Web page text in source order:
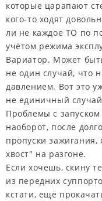
которые царапают
кого-то ходят
ли не каждое ТО по
учётом режима
Вариатор. Может
не один случай, что
давлением. Вот это
не единичный
Проблемы с
наоборот, после
пропуски
хвост" на разгоне.
Если хочешь, скину
из передних
кстати, ещё